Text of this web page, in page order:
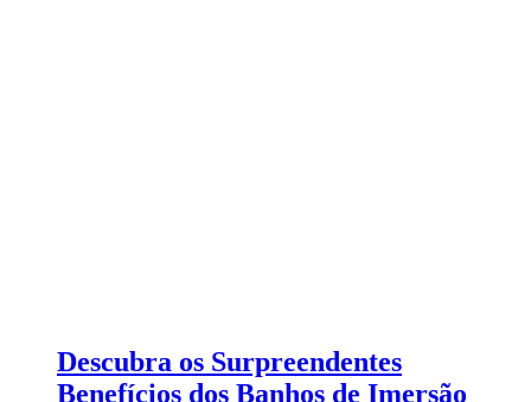
Descubra os Surpreendentes
Benefícios dos Banhos de Imersão